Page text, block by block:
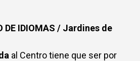
DE IDIOMAS / Jardines de
al Centro tiene que ser por